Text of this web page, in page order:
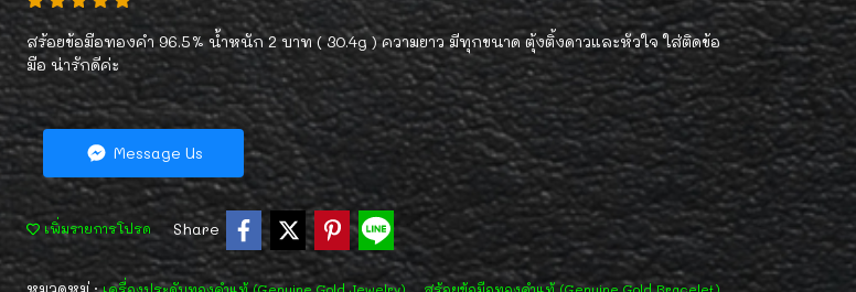
สร้อยข้อมือทองคำ 96.5% น้ำหนัก 2 บาท ( 30.4g ) ความยาว มีทุกขนาด ตุ้งติ้งดาวและหัวใจ ใส่ติดข้อ
มือ น่ารักดีค่ะ
Message Us
เพิ่มรายการโปรด Share